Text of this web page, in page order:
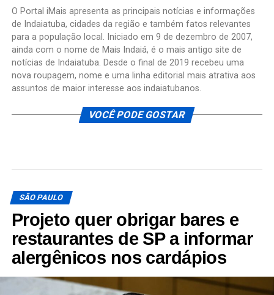
O Portal iMais apresenta as principais notícias e informações
de Indaiatuba, cidades da região e também fatos relevantes
para a população local. Iniciado em 9 de dezembro de 2007,
ainda com o nome de Mais Indaiá, é o mais antigo site de
notícias de Indaiatuba. Desde o final de 2019 recebeu uma
nova roupagem, nome e uma linha editorial mais atrativa aos
assuntos de maior interesse aos indaiatubanos.
VOCÊ PODE GOSTAR
SÃO PAULO
Projeto quer obrigar bares e
restaurantes de SP a informar
alergênicos nos cardápios